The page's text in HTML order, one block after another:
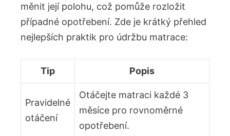
měnit její polohu, což pomůže rozložit
případné opotřebení. ​Zde‍ je ⁣krátký přehled
nejlepších praktik pro údržbu matrace:
Tip Popis
Pravidelné
⁣otáčení
Otáčejte matraci každé 3
měsíce pro rovnoměrné
opotřebení.